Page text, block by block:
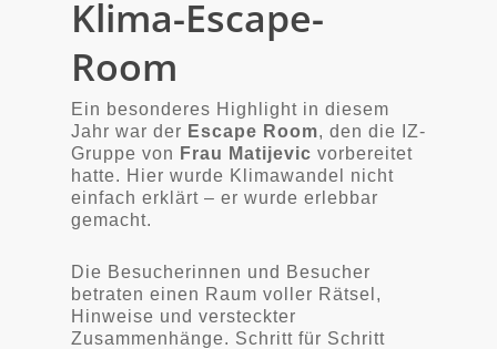
Klima-Escape-
Room
Ein besonderes Highlight in diesem
Jahr war der Escape Room, den die IZ-
Gruppe von Frau Matijevic vorbereitet
hatte. Hier wurde Klimawandel nicht
einfach erklärt – er wurde erlebbar
gemacht.
Die Besucherinnen und Besucher
betraten einen Raum voller Rätsel,
Hinweise und versteckter
Zusammenhänge. Schritt für Schritt